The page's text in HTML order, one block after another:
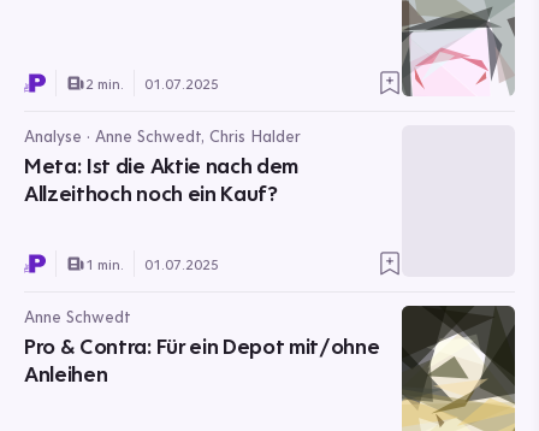
2 min. 01.07.2025
Analyse · Anne Schwedt, Chris Halder
Meta: Ist die Aktie nach dem
Allzeithoch noch ein Kauf?
1 min. 01.07.2025
Anne Schwedt
Pro & Contra: Für ein Depot mit/ohne
Anleihen